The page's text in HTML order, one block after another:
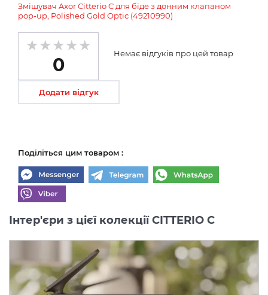
Змішувач Axor Citterio C для біде з донним клапаном
pop-up, Polished Gold Optic (49210990)
0
Немає відгуків про цей товар
Додати відгук
Поділіться цим товаром :
Інтер'єри з цієї колекції CITTERIO C